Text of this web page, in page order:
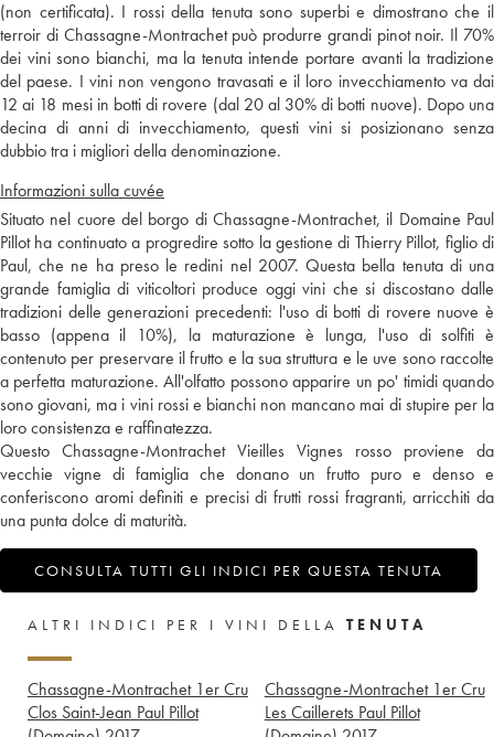
(non certificata). I rossi della tenuta sono superbi e dimostrano che il
terroir di Chassagne-Montrachet può produrre grandi pinot noir. Il 70%
dei vini sono bianchi, ma la tenuta intende portare avanti la tradizione
del paese. I vini non vengono travasati e il loro invecchiamento va dai
12 ai 18 mesi in botti di rovere (dal 20 al 30% di botti nuove). Dopo una
decina di anni di invecchiamento, questi vini si posizionano senza
dubbio tra i migliori della denominazione.
Informazioni sulla cuvée
Situato nel cuore del borgo di Chassagne-Montrachet, il Domaine Paul
Pillot ha continuato a progredire sotto la gestione di Thierry Pillot, figlio di
Paul, che ne ha preso le redini nel 2007. Questa bella tenuta di una
grande famiglia di viticoltori produce oggi vini che si discostano dalle
tradizioni delle generazioni precedenti: l'uso di botti di rovere nuove è
basso (appena il 10%), la maturazione è lunga, l'uso di solfiti è
contenuto per preservare il frutto e la sua struttura e le uve sono raccolte
a perfetta maturazione. All'olfatto possono apparire un po' timidi quando
sono giovani, ma i vini rossi e bianchi non mancano mai di stupire per la
loro consistenza e raffinatezza.
Questo Chassagne-Montrachet Vieilles Vignes rosso proviene da
vecchie vigne di famiglia che donano un frutto puro e denso e
conferiscono aromi definiti e precisi di frutti rossi fragranti, arricchiti da
una punta dolce di maturità.
CONSULTA TUTTI GLI INDICI PER QUESTA TENUTA
ALTRI INDICI PER I VINI DELLA TENUTA
Chassagne-Montrachet 1er Cru
Clos Saint-Jean Paul Pillot
Chassagne-Montrachet 1er Cru
Les Caillerets Paul Pillot